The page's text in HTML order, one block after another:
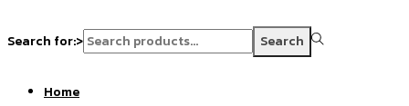
Search for:> Search
Home